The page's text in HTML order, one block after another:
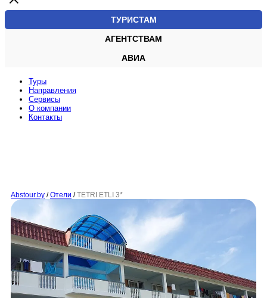
ТУРИСТАМ
АГЕНТСТВАМ
АВИА
Туры
Направления
Сервисы
O компании
Контакты
Abstour.by / Отели / TETRI ETLI 3*